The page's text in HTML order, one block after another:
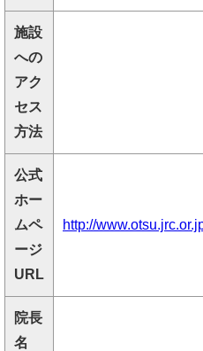
施設
への
アク
セス
方法
公式
ホー
ムペ
ージ
URL
http://
院長
名